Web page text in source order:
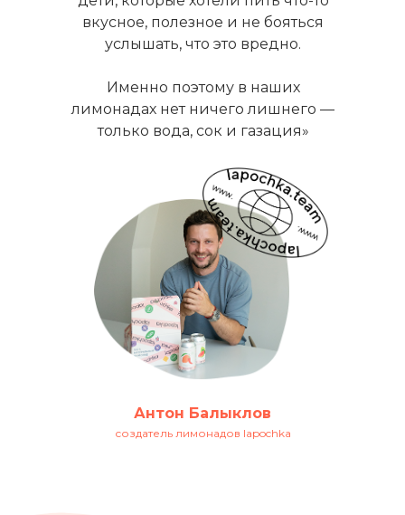
вкусное, полезное и не бояться
услышать, что это вредно.
Именно поэтому в наших
лимонадах нет ничего лишнего —
только вода, сок и газация»
Антон Балыклов
создатель лимонадов lapochka